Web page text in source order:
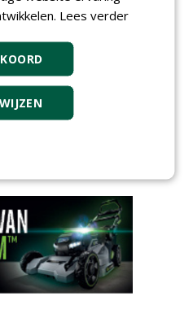
en
aan Van Helvoirt
gunt groot
bos'' binnen de
aan
Lees verder